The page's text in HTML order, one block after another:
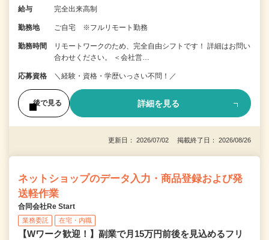
給与 完全出来高制
勤務地 ご自宅 ※フルリモート勤務
勤務時間
リモートワークのため、完全自由シフトです！ 詳細はお問い
合わせください。 ＜会社営…
応募資格 ＼経験・資格・学歴いっさい不問！／
後で見る 詳細を見る
更新日： 2026/07/02 掲載終了日： 2026/08/26
ネットショップのデータ入力・商品登録および発
送軽作業
合同会社Re Start
業務委託 在宅・内職
【Wワーク歓迎！】副業で月15万円前後を見込めるフリ